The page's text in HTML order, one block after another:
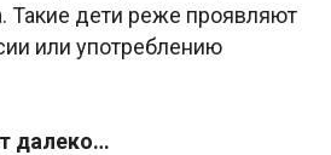
Такие дети реже проявляют
или употреблению
далеко…